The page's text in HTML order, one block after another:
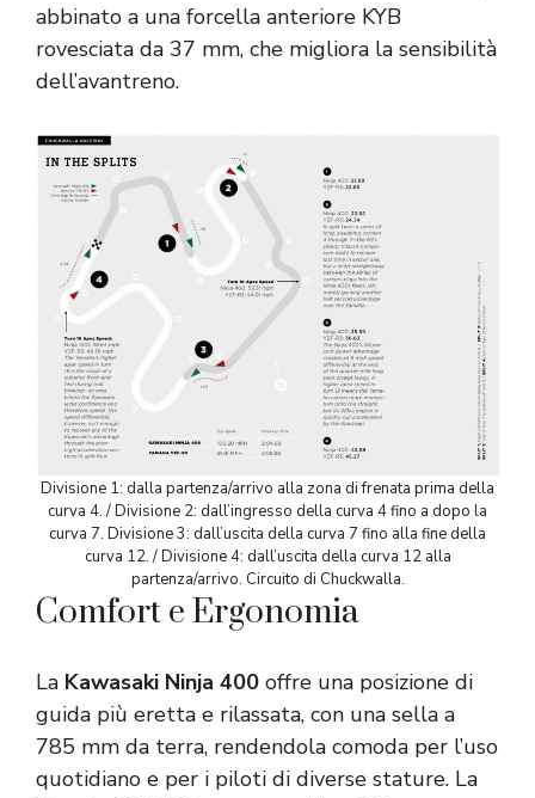
abbinato a una forcella anteriore KYB
rovesciata da 37 mm, che migliora la sensibilità
dell’avantreno.
Divisione 1: dalla partenza/arrivo alla zona di frenata prima della
curva 4. / Divisione 2: dall’ingresso della curva 4 fino a dopo la
curva 7. Divisione 3: dall’uscita della curva 7 fino alla fine della
curva 12. / Divisione 4: dall’uscita della curva 12 alla
partenza/arrivo. Circuito di Chuckwalla.
Comfort e Ergonomia
La Kawasaki Ninja 400 offre una posizione di
guida più eretta e rilassata, con una sella a
785 mm da terra, rendendola comoda per l’uso
quotidiano e per i piloti di diverse stature. La